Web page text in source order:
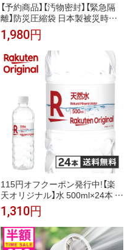
【予約商品】【汚物密封】【緊急隔
離】防災圧縮袋 日本製被災時、
緊急時の汚物・廃棄物・生ゴミ
を圧縮！廃棄までの10日間に耐
える！防災圧縮袋 5枚入【安心の
日本製】
1,980円
115円オフクーポン発行中!【楽
天オリジナル】水 500ml×24本 天
然水 ミネラルウォーター 飲料水
まとめ買い 安い 業務用 家庭用
大容量 オフィス コスパ最強 熱
中症対策 500ml 24本
1,310円